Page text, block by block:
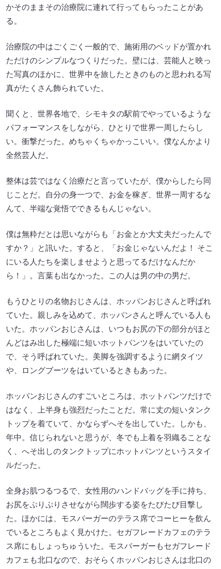
かそのままその治療院に連れて行ってもらったことがあ
る。
治療院の中はごくごく一般的で、施術用のベッドが置かれ
ただけのシンプルなつくりだった。壁には、芸能人と映っ
た写真のほかに、世界中を旅したときのものと思われる写
真がたくさん飾られていた。
聞くと、世界各地で、シモキタの駅前でやっているような
パフォーマンスをしながら、ひとりで世界一周したらし
い。衝撃だった。めちゃくちゃかっこいい。僕なんかより
全然芸人だ。
整体は芸ではなく治療だと言っていたが、僕からしたら同
じことだ。自分の身一つで、お金を稼ぎ、世界一周するな
んて、半端な覚悟でできるもんじゃない。
僕は無粋だとは思いながらも「お金とか大丈夫だったんで
すか？」と訊いた。すると、「お金じゃないんだよ！ そこ
にいる人たちを楽しませようと思ってるだけなんだか
ら！」。言葉も出なかった。この人は男の中の男だ。
もうひとりの名物おじさんは、ホッパンおじさんと呼ばれ
ていた。親しみを込めて、ホッパンさんと呼んでいる人も
いた。ホッパンおじさんは、いつもお尻の下の部分がほと
んどはみ出した極端に短いホットパンツをはいていたの
で、そう呼ばれていた。美脚を強調するように網タイツ
や、ロングブーツをはいているときもあった。
ホッパンおじさんのすごいところは、ホットパンツだけで
はなく、上半身も強烈だったことだ。常に丈の短いタンク
トップを着ていて、かならずへそを出していた。しかも、
年中。信じられないと思うが、冬でも上着を羽織ることな
く、へそ出しのタンクトップにホットパンツというスタイ
ルだった。
全身お肌つるつるで、女性用のハンドバッグを手に持ち、
お尻をぷりぷりさせながら闊歩する姿をたびたび目撃し
た。ほかには、モスバーガーのテラス席でコーヒーを飲ん
でいるところもよく見かけた。セガフレードカフェのテラ
ス席にもしょっちゅういた。モスバーガーもセガフレード
カフェも北口なので、おそらくホッパンおじさんは北口の